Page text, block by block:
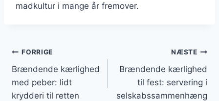
madkultur i mange år fremover.
Indlægsnavigation
FORRIGE
Brændende kærlighed
med peber: lidt
krydderi til retten
NÆSTE
Brændende kærlighed
til fest: servering i
selskabssammenhæng